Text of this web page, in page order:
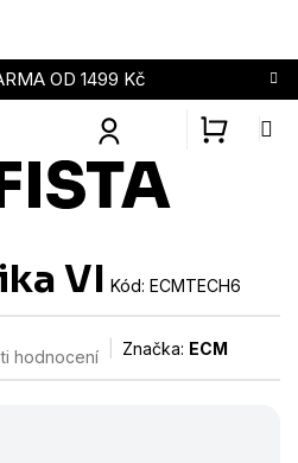
OD 1499 Kč
VI Kód: ECMTECH6
hodnocení Značka: ECM